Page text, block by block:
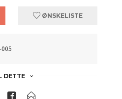
ØNSKELISTE
005
DETTE